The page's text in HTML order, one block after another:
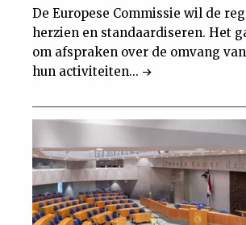
De Europese Commissie wil de
herzien en standaardiseren. Het
om afspraken over de omvang
hun activiteiten...